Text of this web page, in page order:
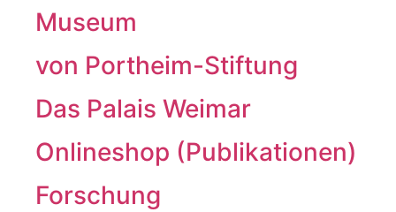
Museum
von Portheim-Stiftung
Das Palais Weimar
Onlineshop (Publikationen)
Forschung